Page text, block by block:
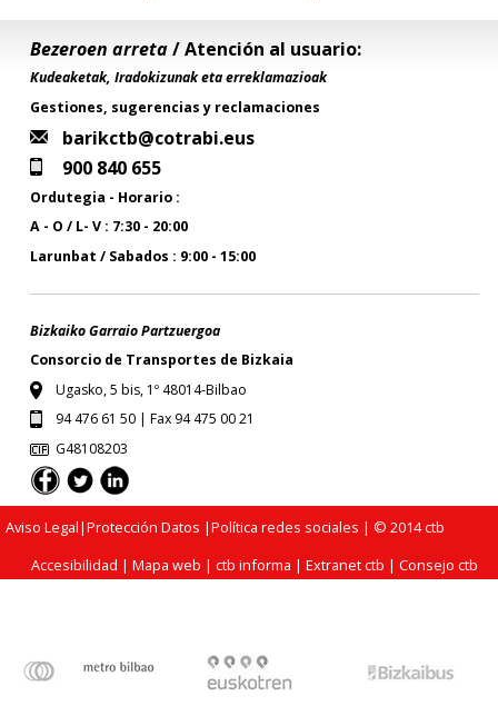
Bezeroen arreta/ Atención al usuario:
Kudeaketak, Iradokizunak eta erreklamazioak
Gestiones, sugerencias y reclamaciones
barikctb@cotrabi.eus
900 840 655
Ordutegia - Horario :
A - O / L- V : 7:30 - 20:00
Larunbat / Sabados : 9:00 - 15:00
Bizkaiko Garraio Partzuergoa
Consorcio de Transportes de Bizkaia
Ugasko, 5 bis, 1º 48014-Bilbao
94 476 61 50 | Fax 94 475 00 21
G48108203
Aviso Legal|Protección Datos |Política redes sociales | © 2014 ctb
Accesibilidad |Mapa web |ctb informa |Extranet ctb |Consejo ctb